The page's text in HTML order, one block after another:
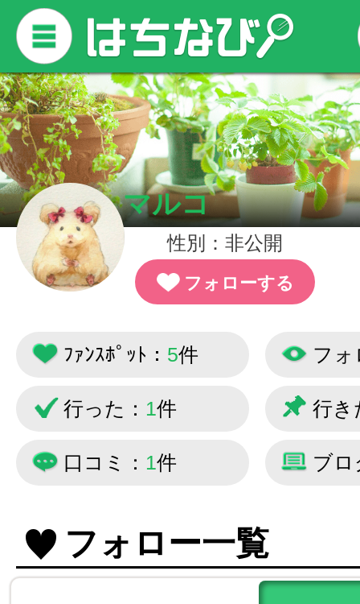
マルコ
性別：非公開
フォローする
ﾌｧﾝｽﾎﾟｯﾄ： 5件 フォ
行った： 1件 行き
口コミ： 1件 ブロ
フォロー一覧